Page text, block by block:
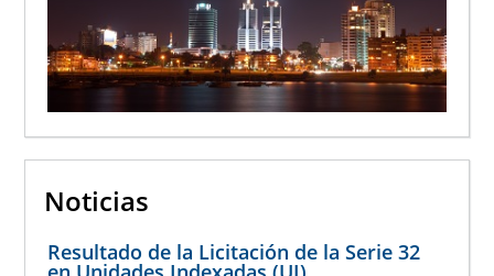
Noticias
Resultado de la Licitación de la Serie 32